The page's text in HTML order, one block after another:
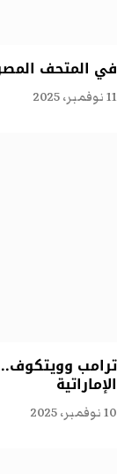
في المتحف
11 نوفمبر، 2025
ترامب
الإماراتية
10 نوفمبر، 2025